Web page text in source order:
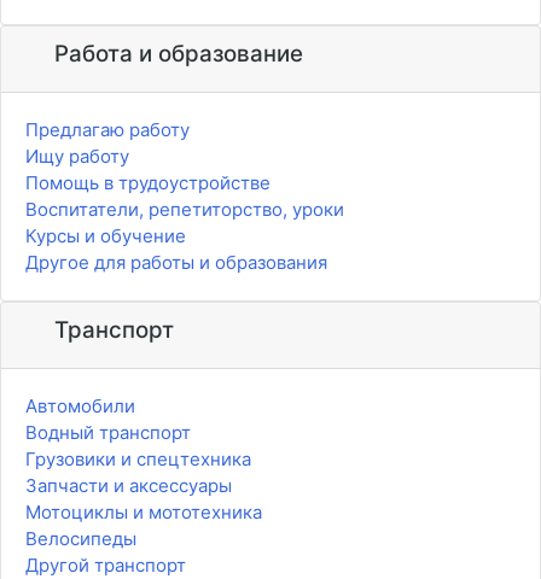
Работа и образование
Предлагаю работу
Ищу работу
Помощь в трудоустройстве
Воспитатели, репетиторство, уроки
Курсы и обучение
Другое для работы и образования
Транспорт
Автомобили
Водный транспорт
Грузовики и спецтехника
Запчасти и аксессуары
Мотоциклы и мототехника
Велосипеды
Другой транспорт